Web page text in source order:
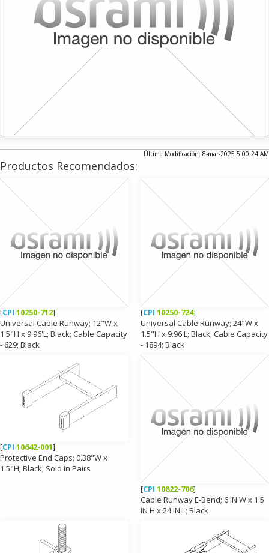
Última Modificación: 8-mar-2025 5:00:24 AM
Productos Recomendados:
[CPI 10250-712]
Universal Cable Runway; 12"W x
1.5"H x 9.96'L; Black; Cable Capacity
- 629; Black
[CPI 10250-724]
Universal Cable Runway; 24"W x
1.5"H x 9.96'L; Black; Cable Capacity
- 1894; Black
[CPI 10642-001]
Protective End Caps; 0.38"W x
1.5"H; Black; Sold in Pairs
[CPI 10822-706]
Cable Runway E-Bend; 6 IN W x 1.5
IN H x 24 IN L; Black